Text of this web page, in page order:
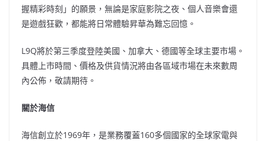
握精彩時刻」的願景，無論是家庭影院之夜、個人音樂會還
是遊戲狂歡，都能將日常體驗昇華為難忘回憶。
L9Q將於第三季度登陸美國、加拿大、德國等全球主要市場。
具體上市時間、價格及供貨情況將由各區域市場在未來數周
內公佈，敬請期待。
關於海信
海信創立於1969年，是業務覆蓋160多個國家的全球家電與